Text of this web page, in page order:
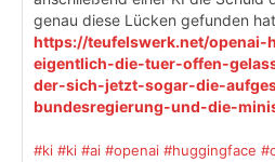
genau diese Lücken gefunden
https://teufelswerk.net/
eigentlich-die-tuer-offen-
der-sich-jetzt-sogar-die-
bundesregierung-und-die-
#ki #ki #ai #openai #huggingface